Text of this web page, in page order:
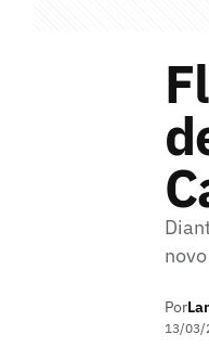
Por
13/03/